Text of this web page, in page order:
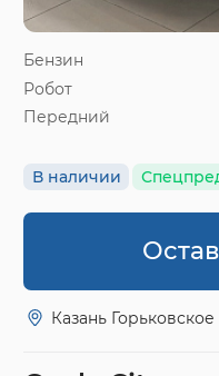
Бензин
Робот
Передний
В наличии
Казань